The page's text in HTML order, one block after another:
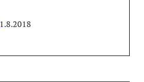
1.8.2018